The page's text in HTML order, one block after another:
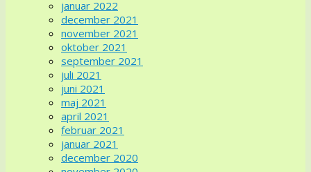
januar 2022
december 2021
november 2021
oktober 2021
september 2021
juli 2021
juni 2021
maj 2021
april 2021
februar 2021
januar 2021
december 2020